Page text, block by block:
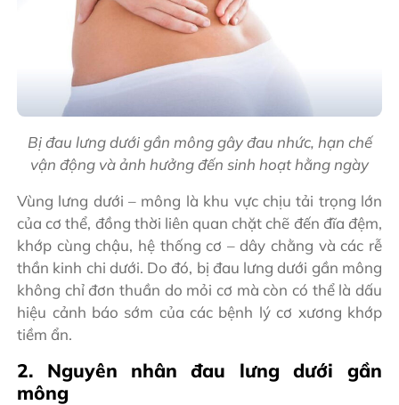
Bị đau lưng dưới gần mông gây đau nhức, hạn chế
vận động và ảnh hưởng đến sinh hoạt hằng ngày
Vùng lưng dưới – mông là khu vực chịu tải trọng lớn
của cơ thể, đồng thời liên quan chặt chẽ đến đĩa đệm,
khớp cùng chậu, hệ thống cơ – dây chằng và các rễ
thần kinh chi dưới. Do đó, bị đau lưng dưới gần mông
không chỉ đơn thuần do mỏi cơ mà còn có thể là dấu
hiệu cảnh báo sớm của các bệnh lý cơ xương khớp
tiềm ẩn.
2. Nguyên nhân đau lưng dưới gần
mông